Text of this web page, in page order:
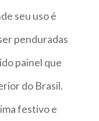
seu uso é
penduradas
painel que
do Brasil.
festivo e